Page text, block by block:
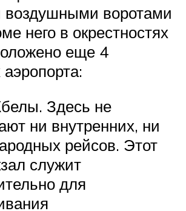
воротами
него в окрестностях
еще 4
Здесь не
ни внутренних, ни
рейсов. Этот
служит
для